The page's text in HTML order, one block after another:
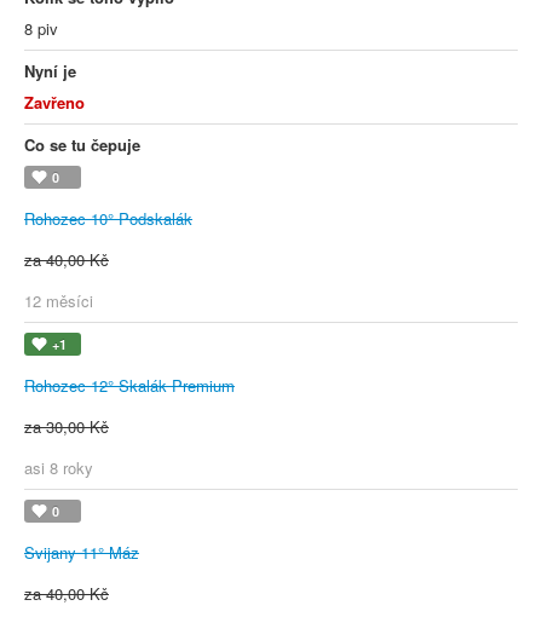
8 piv
Nyní je
Zavřeno
Co se tu čepuje
0
Rohozec 10° Podskalák
za 40,00 Kč
12 měsíci
+1
Rohozec 12° Skalák Premium
za 30,00 Kč
asi 8 roky
0
Svijany 11° Máz
za 40,00 Kč